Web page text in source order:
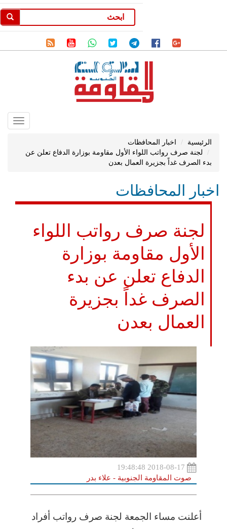
الرئيسية
اخبار المحافظات
لجنة صرف رواتب اللواء الأول مقاومة بوزارة الدفاع تعلن عن
بدء الصرف غداً بجزيرة العمال بعدن
اخبار المحافظات
لجنة صرف رواتب اللواء
الأول مقاومة بوزارة
الدفاع تعلن عن بدء
الصرف غداً بجزيرة
العمال بعدن
صوت المقاومة الجنوبية - علاء بدر
أعلنت مساء الجمعة لجنة صرف رواتب أفراد